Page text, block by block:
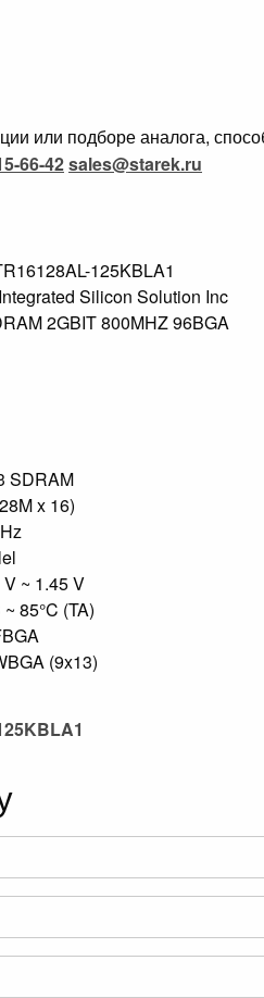
или подборе аналога,
66-42sales@starek.ru
125KBLA1
Silicon Solution Inc
2GBIT 800MHZ 96BGA
SDRAM
x 16)
~ 1.45 V
85°C (TA)
(9x13)